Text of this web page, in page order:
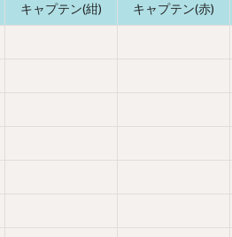
キャプテン(紺) キャプテン(赤)